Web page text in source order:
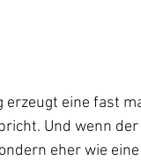
erzeugt eine fast
Und wenn
eher wie